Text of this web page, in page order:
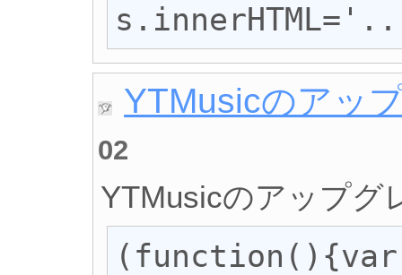
YTMusicのアッ
02
YTMusicのアップグ
(function(){var